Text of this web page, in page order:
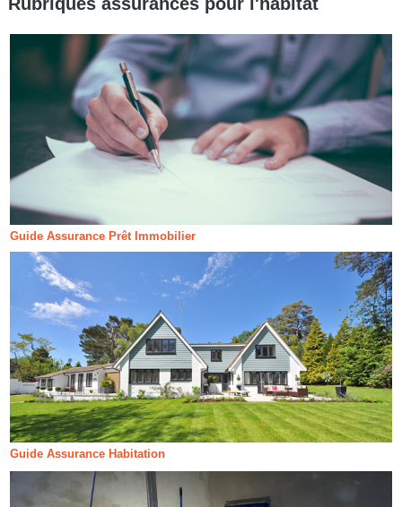
Guide Assurance Prêt Immobilier
Guide Assurance Habitation